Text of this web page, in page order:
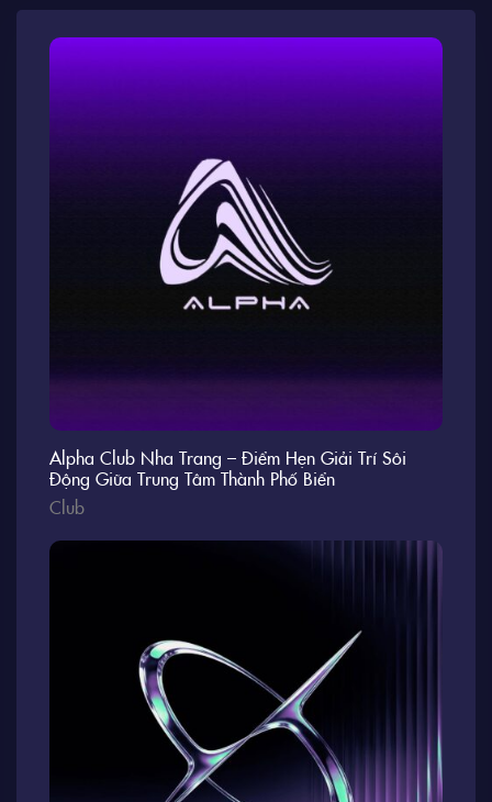
Alpha Club Nha Trang – Điểm Hẹn Giải Trí Sôi
Động Giữa Trung Tâm Thành Phố Biển
Club